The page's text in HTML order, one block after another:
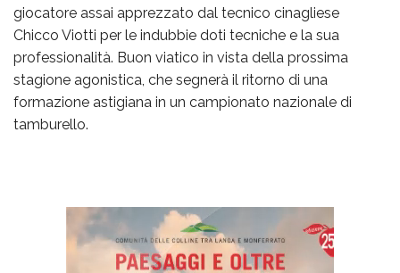
giocatore assai apprezzato dal tecnico cinagliese
Chicco Viotti per le indubbie doti tecniche e la sua
professionalità. Buon viatico in vista della prossima
stagione agonistica, che segnerà il ritorno di una
formazione astigiana in un campionato nazionale di
tamburello.